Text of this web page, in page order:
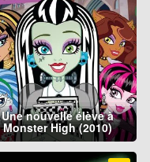
Une nouvelle élève à
Monster High (2010)